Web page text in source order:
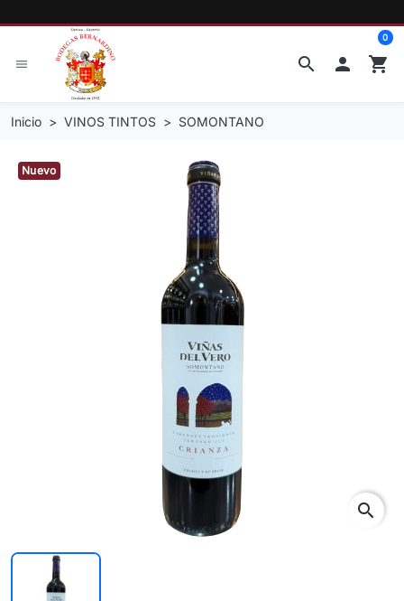
search
menu  shopping_cart
0
Inicio VINOS TINTOS SOMONTANO
Nuevo
search